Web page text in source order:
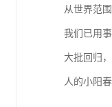
从世界范
我们已用
大批回归
人的小阳春